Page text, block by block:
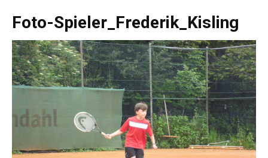
Weiss
Dinslaken
Foto-Spieler_Frederik_Kisling